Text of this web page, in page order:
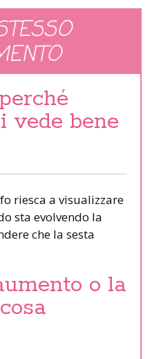
vede bene
riesca a visualizzare
sta evolvendo la
che la sesta
o la